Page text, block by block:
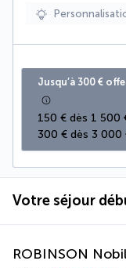
Jusqu’à 300 €
150 € dès 1 500
300 € dès 3 000
Votre séjour
ROBINSON